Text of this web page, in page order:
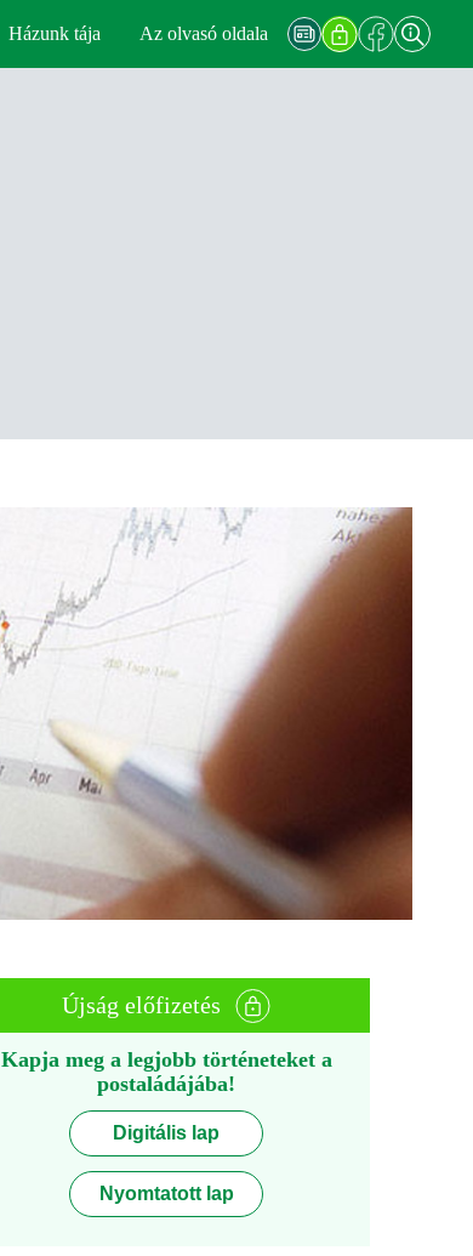
Házunk tája Az olvasó oldala
Újság előfizetés
Kapja meg a legjobb történeteket a
postaládájába!
Digitális lap
Nyomtatott lap